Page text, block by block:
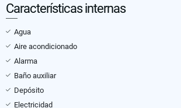
Características internas
Agua
Aire acondicionado
Alarma
Baño auxiliar
Depósito
Electricidad